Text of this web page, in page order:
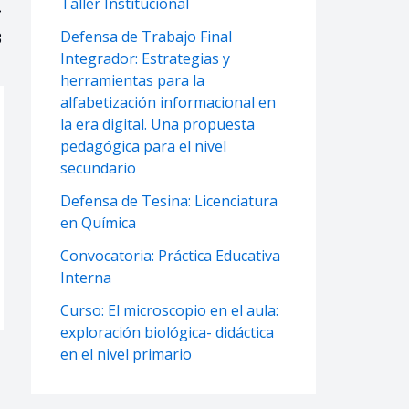
Defensa de Trabajo Final
Integrador: Estrategias y
herramientas para la
alfabetización informacional en
la era digital. Una propuesta
pedagógica para el nivel
secundario
Defensa de Tesina: Licenciatura
en Química
Convocatoria: Práctica Educativa
Interna
Curso: El microscopio en el aula:
exploración biológica- didáctica
en el nivel primario